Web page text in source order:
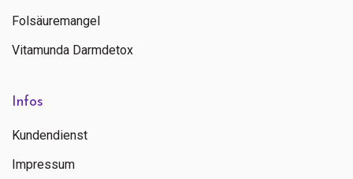
Folsäuremangel
Vitamunda Darmdetox
Infos
Kundendienst
Impressum